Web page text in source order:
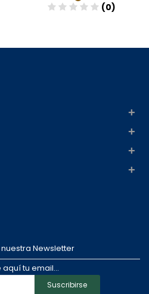
(0)
+
+
+
+
Newsletter
aquí tu email...
Suscribirse